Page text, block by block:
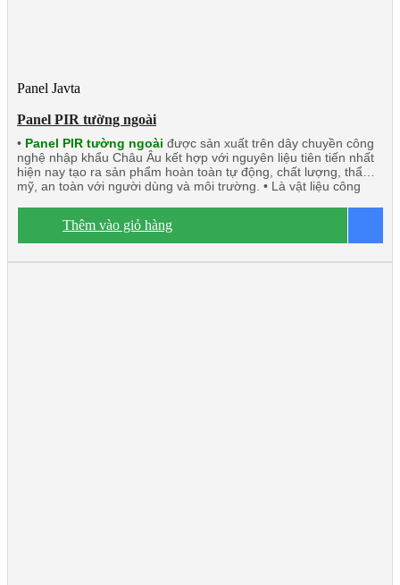
Panel Javta
Panel PIR tường ngoài
• Panel PIR tường ngoài được sản xuất trên dây chuyền công
nghệ nhập khẩu Châu Âu kết hợp với nguyên liệu tiên tiến nhất
hiện nay tạo ra sản phẩm hoàn toàn tự động, chất lượng, thẩm
mỹ, an toàn với người dùng và môi trường. • Là vật liệu công
cách nhiệt đạt tiêu chuẩn TCVN 9311-8:2012: EI15 ÷ EI45 •
Panel PIR tường ngoài rất chắc chắn và nhẹ. Có khả năng cách
Thêm vào giỏ hàng